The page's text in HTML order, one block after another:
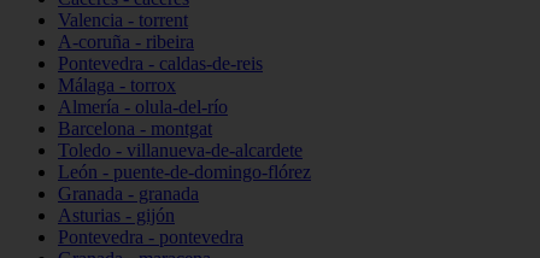
Valencia - torrent
A-coruña - ribeira
Pontevedra - caldas-de-reis
Málaga - torrox
Almería - olula-del-río
Barcelona - montgat
Toledo - villanueva-de-alcardete
León - puente-de-domingo-flórez
Granada - granada
Asturias - gijón
Pontevedra - pontevedra